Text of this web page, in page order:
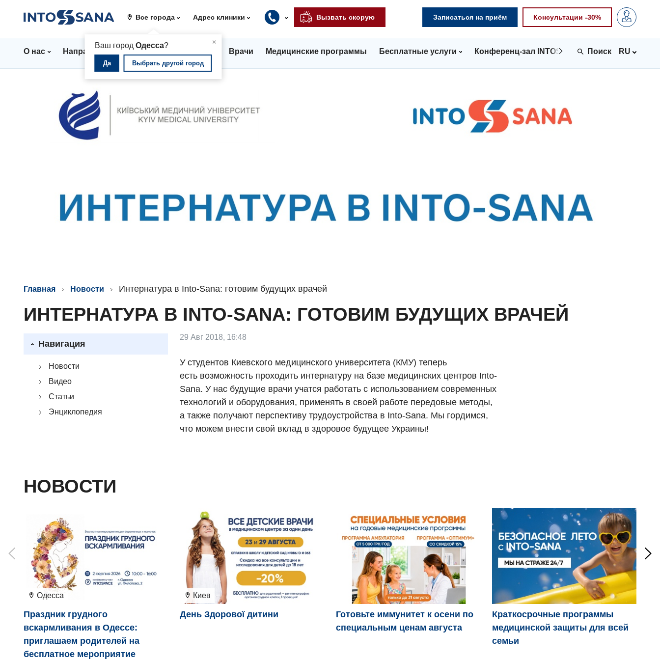
Все города
×
Ваш город Одесса?
Да Выбрать другой город
Адрес клиники Вызвать скорую Записаться на приём Консультации -30%
О нас Направления Стационар Врачи Медицинские программы Бесплатные услуги Конференц-зал INTOSPACE Контакты
RU
Главная Новости Интернатура в Into-Sana: готовим будущих врачей
ИНТЕРНАТУРА В INTO-SANA: ГОТОВИМ БУДУЩИХ ВРАЧЕЙ
Навигация
Новости
Видео
Статьи
Энциклопедия
29 Авг 2018, 16:48
У студентов Киевского медицинского университета (КМУ) теперь
есть возможность проходить интернатуру на базе медицинских центров Into-
Sana. У нас будущие врачи учатся работать с использованием современных
технологий и оборудования, применять в своей работе передовые методы,
а также получают перспективу трудоустройства в Into-Sana. Мы гордимся,
что можем внести свой вклад в здоровое будущее Украины!
НОВОСТИ
Одесса
Праздник грудного
вскармливания в Одессе:
приглашаем родителей на
бесплатное мероприятие
Киев
День Здорової дитини
Готовьте иммунитет к осени по
специальным ценам августа
Краткосрочные программы
медицинской защиты для всей
семьи